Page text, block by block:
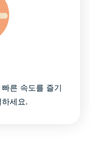
른 속도를 즐기
세요.